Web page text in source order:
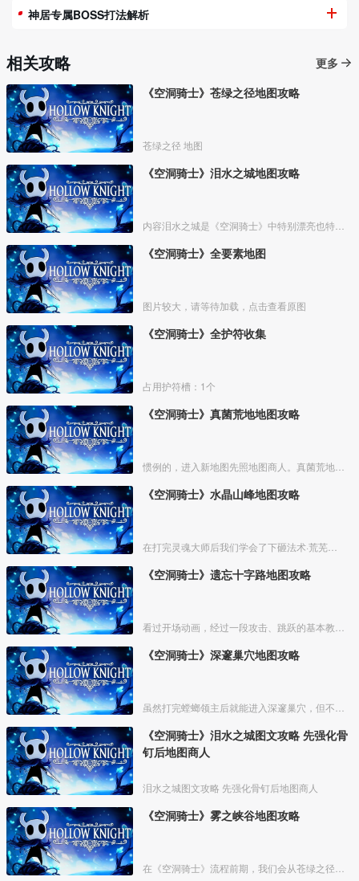
神居专属BOSS打法解析
相关攻略
更多
《空洞骑士》苍绿之径地图攻略
苍绿之径 地图
《空洞骑士》泪水之城地图攻略
《空洞骑士》全要素地图
图片较大，请等待加载，点击查看原图
《空洞骑士》全护符收集
占用护符槽：1个
《空洞骑士》真菌荒地地图攻略
《空洞骑士》水晶山峰地图攻略
《空洞骑士》遗忘十字路地图攻略
《空洞骑士》深邃巢穴地图攻略
《空洞骑士》泪水之城图文攻略 先强化骨
钉后地图商人
泪水之城图文攻略 先强化骨钉后地图商人
《空洞骑士》雾之峡谷地图攻略